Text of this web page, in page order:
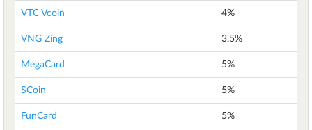
VTC Vcoin 4%
VNG Zing 3.5%
MegaCard 5%
SCoin 5%
FunCard 5%